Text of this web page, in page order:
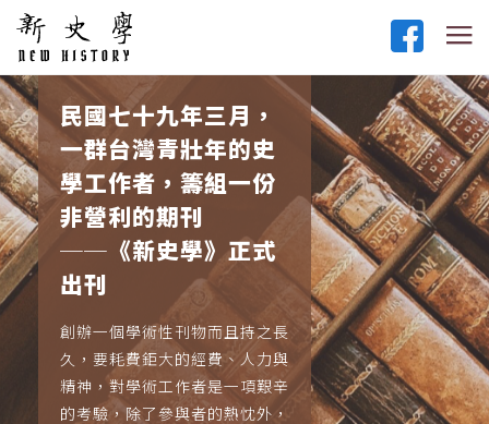
民國七十九年三月，
一群台灣青壯年的史
學工作者，籌組一份
非營利的期刊
──《新史學》正式
出刊
創辦一個學術性刊物而且持之長
久，要耗費鉅大的經費、人力與
精神，對學術工作者是一項艱辛
的考驗，除了參與者的熱忱外，